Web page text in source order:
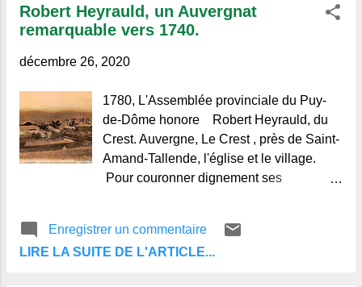
Robert Heyrauld, un Auvergnat
remarquable vers 1740.
décembre 26, 2020
1780, L'Assemblée provinciale du Puy-
de-Dôme honore Robert Heyrauld, du
Crest. Auvergne, Le Crest , près de Saint-
Amand-Tallende, l'église et le village.
Pour couronner dignement ses
entière, voulut rendre hommage à la
charité éprouvée et reconnue d'un de ses
Enregistrer un commentaire
LIRE LA SUITE DE L'ARTICLE...